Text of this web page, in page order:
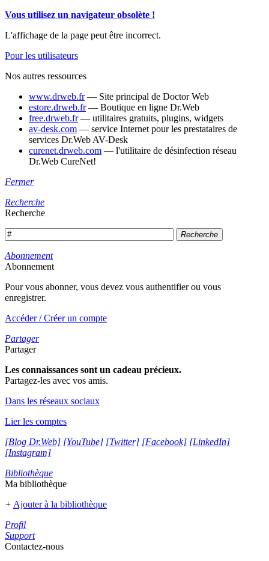
Vous utilisez un navigateur obsolète !
L'affichage de la page peut être incorrect.
Pour les utilisateurs
Nos autres ressources
www.drweb.fr— Site principal de Doctor Web
estore.drweb.fr— Boutique en ligne Dr.Web
free.drweb.fr— utilitaires gratuits, plugins, widgets
av-desk.com — service Internet pour les prestataires de
services Dr.Web AV-Desk
curenet.drweb.com — l'utilitaire de désinfection réseau
Dr.Web CureNet!
Fermer
Recherche
Recherche
Recherche
Abonnement
Abonnement
Pour vous abonner, vous devez vous authentifier ou vous
enregistrer.
Accéder / Créer un compte
Partager
Partager
Les connaissances sont un cadeau précieux.
Partagez-les avec vos amis.
Dans les réseaux sociaux
Lier les comptes
[Blog Dr.Web] [YouTube] [Twitter] [Facebook] [LinkedIn]
[Instagram]
Bibliothèque
Ma bibliothèque
+ Ajouter à la bibliothèque
Profil
Support
Contactez-nous